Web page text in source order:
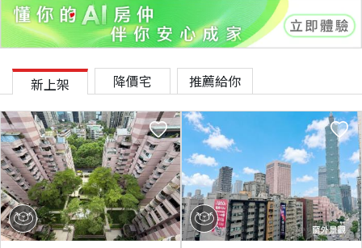
新上架 降價宅 推薦給你